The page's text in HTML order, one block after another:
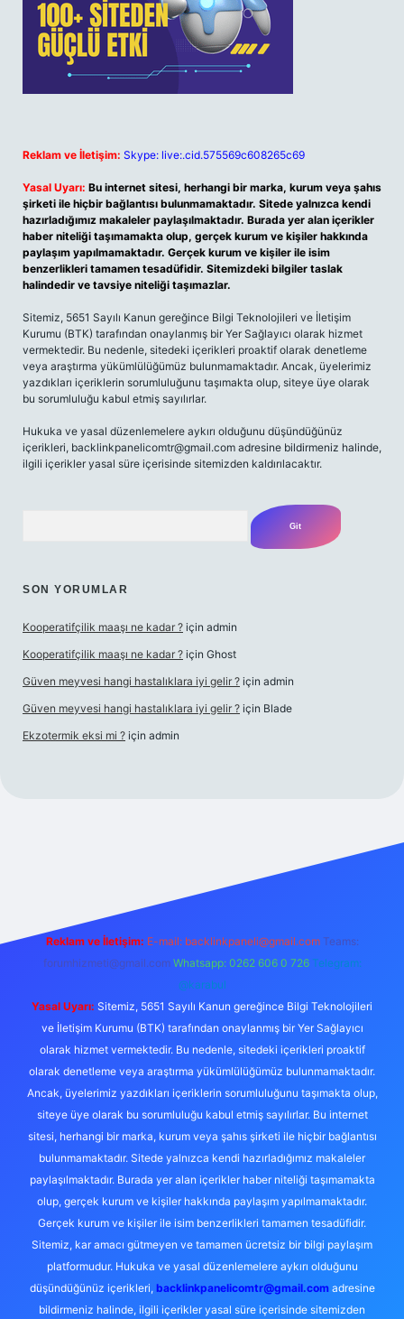
Reklam ve İletişim: Skype: live:.cid.575569c608265c69
Yasal Uyarı: Bu internet sitesi, herhangi bir marka, kurum veya şahıs
şirketi ile hiçbir bağlantısı bulunmamaktadır. Sitede yalnızca kendi
hazırladığımız makaleler paylaşılmaktadır. Burada yer alan içerikler
haber niteliği taşımamakta olup, gerçek kurum ve kişiler hakkında
paylaşım yapılmamaktadır. Gerçek kurum ve kişiler ile isim
benzerlikleri tamamen tesadüfidir. Sitemizdeki bilgiler taslak
halindedir ve tavsiye niteliği taşımazlar.
Sitemiz, 5651 Sayılı Kanun gereğince Bilgi Teknolojileri ve İletişim
Kurumu (BTK) tarafından onaylanmış bir Yer Sağlayıcı olarak hizmet
vermektedir. Bu nedenle, sitedeki içerikleri proaktif olarak denetleme
veya araştırma yükümlülüğümüz bulunmamaktadır. Ancak, üyelerimiz
yazdıkları içeriklerin sorumluluğunu taşımakta olup, siteye üye olarak
bu sorumluluğu kabul etmiş sayılırlar.
Hukuka ve yasal düzenlemelere aykırı olduğunu düşündüğünüz
içerikleri, backlinkpanelicomtr@gmail.com adresine bildirmeniz halinde,
ilgili içerikler yasal süre içerisinde sitemizden kaldırılacaktır.
SON YORUMLAR
Kooperatifçilik maaşı ne kadar ? için admin
Kooperatifçilik maaşı ne kadar ? için Ghost
Güven meyvesi hangi hastalıklara iyi gelir ? için admin
Güven meyvesi hangi hastalıklara iyi gelir ? için Blade
Ekzotermik eksi mi ? için admin
Reklam ve İletişim: E-mail: backlinkpaneli@gmail.com Teams:
forumhizmeti@gmail.com Whatsapp: 0262 606 0 726 Telegram:
@karabul
Yasal Uyarı: Sitemiz, 5651 Sayılı Kanun gereğince Bilgi Teknolojileri
ve İletişim Kurumu (BTK) tarafından onaylanmış bir Yer Sağlayıcı
olarak hizmet vermektedir. Bu nedenle, sitedeki içerikleri proaktif
olarak denetleme veya araştırma yükümlülüğümüz bulunmamaktadır.
Ancak, üyelerimiz yazdıkları içeriklerin sorumluluğunu taşımakta olup,
siteye üye olarak bu sorumluluğu kabul etmiş sayılırlar. Bu internet
sitesi, herhangi bir marka, kurum veya şahıs şirketi ile hiçbir bağlantısı
bulunmamaktadır. Sitede yalnızca kendi hazırladığımız makaleler
paylaşılmaktadır. Burada yer alan içerikler haber niteliği taşımamakta
olup, gerçek kurum ve kişiler hakkında paylaşım yapılmamaktadır.
Gerçek kurum ve kişiler ile isim benzerlikleri tamamen tesadüfidir.
Sitemiz, kar amacı gütmeyen ve tamamen ücretsiz bir bilgi paylaşım
platformudur. Hukuka ve yasal düzenlemelere aykırı olduğunu
düşündüğünüz içerikleri, backlinkpanelicomtr@gmail.comadresine
bildirmeniz halinde, ilgili içerikler yasal süre içerisinde sitemizden